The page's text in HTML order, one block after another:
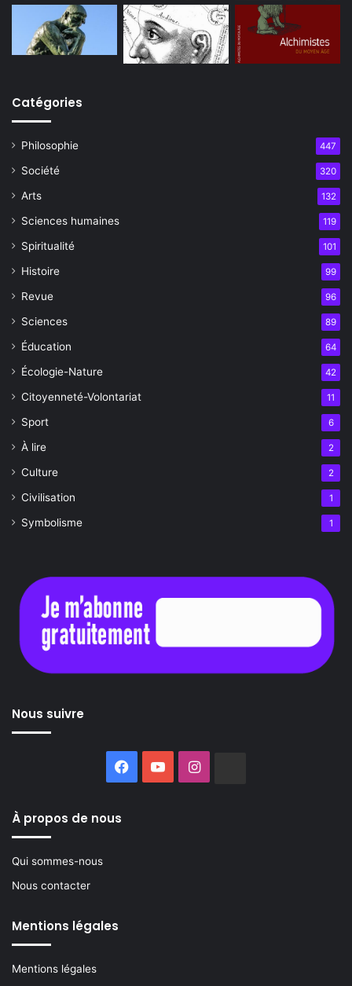
Catégories
Philosophie 447
Société 320
Arts 132
Sciences humaines 119
Spiritualité 101
Histoire 99
Revue 96
Sciences 89
Éducation 64
Écologie-Nature 42
Citoyenneté-Volontariat 11
Sport 6
À lire 2
Culture 2
Civilisation 1
Symbolisme 1
Nous suivre
Facebook
YouTubeInstagram
À propos de nous
Qui sommes-nous
Nous contacter
Mentions légales
Mentions légales